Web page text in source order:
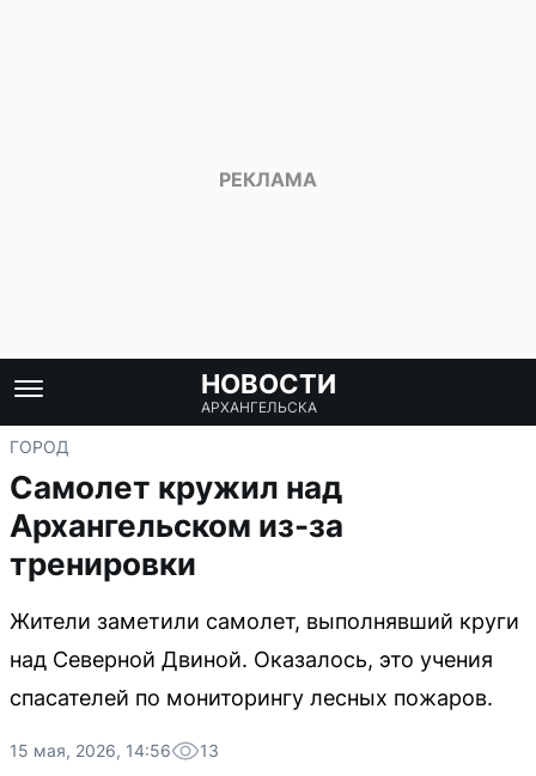
НОВОСТИ
АРХАНГЕЛЬСКА
ГОРОД
Самолет кружил над
Архангельском из-за
тренировки
Жители заметили самолет, выполнявший круги
над Северной Двиной. Оказалось, это учения
спасателей по мониторингу лесных пожаров.
15 мая, 2026, 14:56 13